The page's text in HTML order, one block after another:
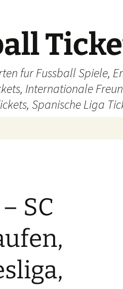
fur Fussball Spiele,
Internationale
Spanische Liga
SC